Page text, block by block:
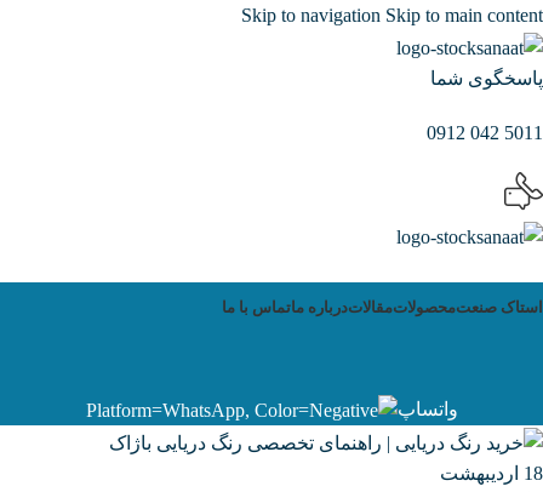
Skip to navigation Skip to main content
پاسخگوی شما
5011 042 0912
استاک صنعتمحصولاتمقالاتدرباره ماتماس با ما
واتساپ
18 اردیبهشت